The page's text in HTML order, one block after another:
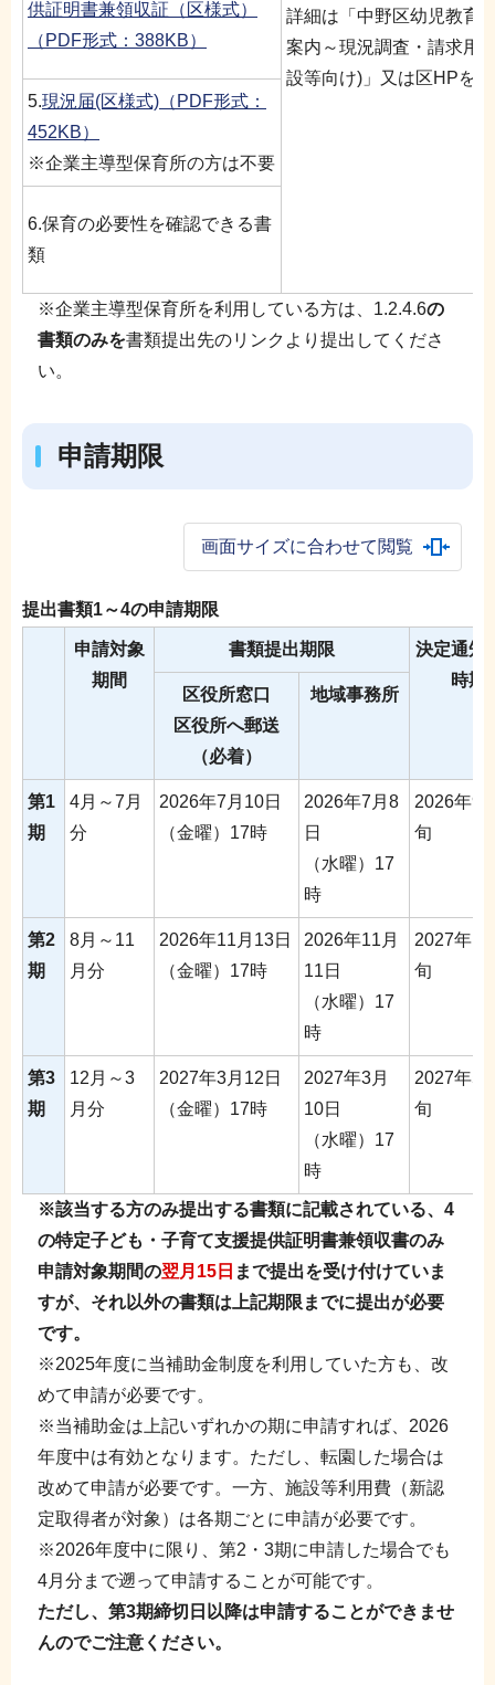
詳細は「中野区幼児教育
案内～現況調査・請求用
設等向け)」又は区HPを
供証明書兼領収証（区様式）
（PDF形式：388KB）
5.現況届(区様式)（PDF形式：
452KB）
※企業主導型保育所の方は不要
6.保育の必要性を確認できる書
類
※企業主導型保育所を利用している方は、1.2.4.6の
書類のみを書類提出先のリンクより提出してくださ
い。
申請期限
画面サイズに合わせて閲覧
提出書類1～4の申請期限
申請対象
期間
書類提出期限
決定通知
時期
区役所窓口
区役所へ郵送
（必着）
地域事務所
第1
期
4月～7月
分
2026年7月10日
（金曜）17時
2026年7月8
日
（水曜）17
時
2026年9
旬
第2
期
8月～11
月分
2026年11月13日
（金曜）17時
2026年11月
11日
（水曜）17
時
2027年1
旬
第3
期
12月～3
月分
2027年3月12日
（金曜）17時
2027年3月
10日
（水曜）17
時
2027年5
旬
※該当する方のみ提出する書類に記載されている、4
の特定子ども・子育て支援提供証明書兼領収書のみ
申請対象期間の翌月15日 まで提出を受け付けていま
すが、それ以外の書類は上記期限までに提出が必要
です。
※2025年度に当補助金制度を利用していた方も、改
めて申請が必要です。
※当補助金は上記いずれかの期に申請すれば、2026
年度中は有効となります。ただし、転園した場合は
改めて申請が必要です。一方、施設等利用費（新認
定取得者が対象）は各期ごとに申請が必要です。
※2026年度中に限り、第2・3期に申請した場合でも
4月分まで遡って申請することが可能です。
ただし、第3期締切日以降は申請することができませ
んのでご注意ください。